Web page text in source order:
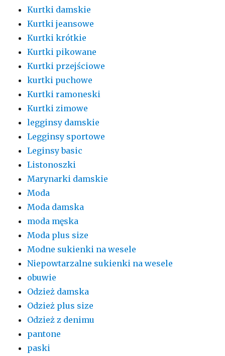
Kurtki damskie
Kurtki jeansowe
Kurtki krótkie
Kurtki pikowane
Kurtki przejściowe
kurtki puchowe
Kurtki ramoneski
Kurtki zimowe
legginsy damskie
Legginsy sportowe
Leginsy basic
Listonoszki
Marynarki damskie
Moda
Moda damska
moda męska
Moda plus size
Modne sukienki na wesele
Niepowtarzalne sukienki na wesele
obuwie
Odzież damska
Odzież plus size
Odzież z denimu
pantone
paski